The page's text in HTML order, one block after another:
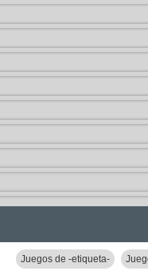
Juegos de -etiqueta-